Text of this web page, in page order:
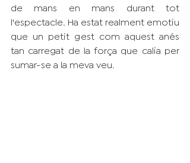
de mans en mans durant tot
l'espectacle. Ha estat realment emotiu
que un petit gest com aquest anés
tan carregat de la força que calia per
sumar-se a la meva veu.